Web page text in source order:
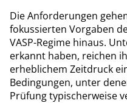
Die Anforderungen
fokussierten Vorgaben
VASP-Regime hinaus.
erkannt haben, reichen
erheblichem Zeitdruck
Bedingungen, unter
Prüfung typischerweise